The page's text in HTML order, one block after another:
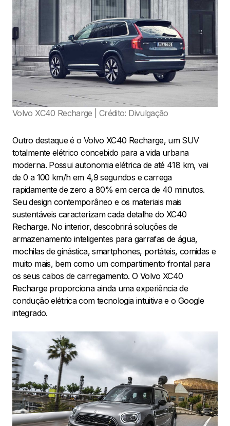
Volvo XC40 Recharge | Crédito: Divulgação
Outro destaque é o Volvo XC40 Recharge, um SUV
totalmente elétrico concebido para a vida urbana
moderna. Possui autonomia elétrica de até 418 km, vai
de 0 a 100 km/h em 4,9 segundos e carrega
rapidamente de zero a 80% em cerca de 40 minutos.
Seu design contemporâneo e os materiais mais
sustentáveis caracterizam cada detalhe do XC40
Recharge. No interior, descobrirá soluções de
armazenamento inteligentes para garrafas de água,
mochilas de ginástica, smartphones, portáteis, comidas e
muito mais, bem como um compartimento frontal para
os seus cabos de carregamento. O Volvo XC40
Recharge proporciona ainda uma experiência de
condução elétrica com tecnologia intuitiva e o Google
integrado.